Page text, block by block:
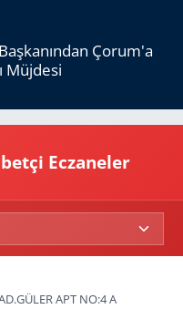
Çorum'a
Müjdesi
Eczaneler
APT NO:4 A